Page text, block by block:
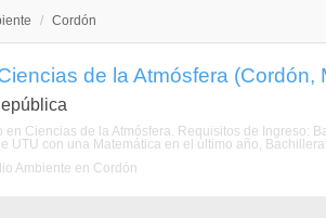
/ Cordón
de la Atmósfera (Cordón,
Ciencias de la Atmósfera. Requisitos de Ingreso:
UTU con una Matemática en el último año,
Ambiente en Cordón